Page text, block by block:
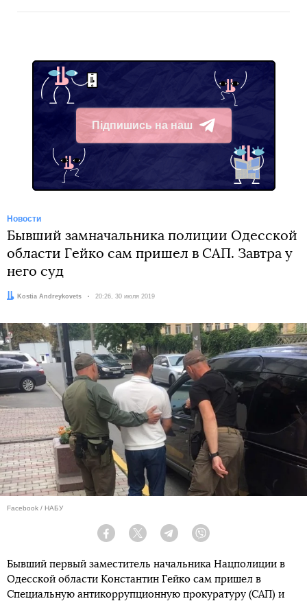
Підпишись на наш
Telegram
Новости
Бывший замначальника полиции Одесской
области Гейко сам пришел в САП. Завтра у
него суд
Автор:Kostia Andreykovets Дата:
20:26, 30 июля 2019
Facebook / НАБУ
Facebook Twitter Telegram
Бывший первый заместитель начальника Нацполиции в
Одесской области Константин Гейко сам пришел в
Специальную антикоррупционную прокуратуру (САП) и